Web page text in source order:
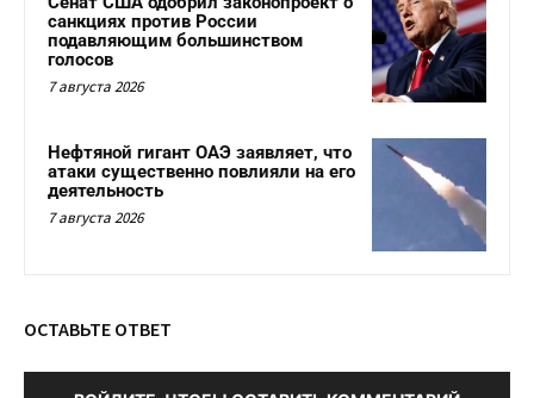
санкциях против России
подавляющим большинством
голосов
7 августа 2026
Нефтяной гигант ОАЭ заявляет, что
атаки существенно повлияли на его
деятельность
7 августа 2026
ОСТАВЬТЕ ОТВЕТ